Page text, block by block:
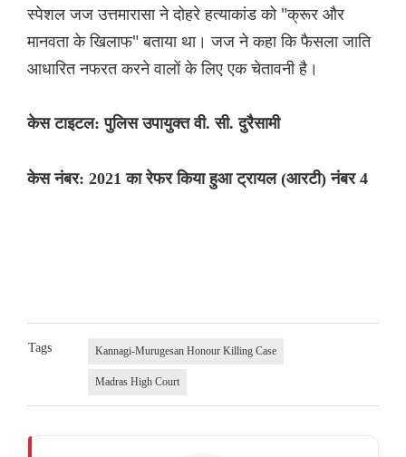
स्पेशल जज उत्तमारासा ने दोहरे हत्याकांड को "क्रूर और
मानवता के खिलाफ" बताया था। जज ने कहा कि फैसला जाति
आधारित नफरत करने वालों के लिए एक चेतावनी है।
केस टाइटल: पुलिस उपायुक्त वी. सी. दुरैसामी
केस नंबर: 2021 का रेफर किया हुआ ट्रायल (आरटी) नंबर 4
Tags Kannagi-Murugesan Honour Killing Case
Madras High Court